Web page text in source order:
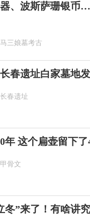
、波斯萨珊银币
马三娘墓考古
春遗址白家墓地
长春遗址
年 这个扁壶留下
甲骨文
冬”来了！有啥讲